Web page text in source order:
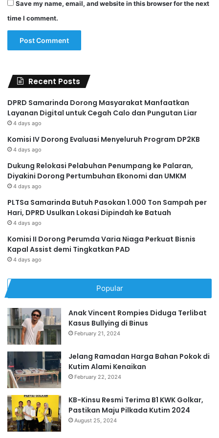
Save my name, email, and website in this browser for the next
time I comment.
Recent Posts
DPRD Samarinda Dorong Masyarakat Manfaatkan
Layanan Digital untuk Cegah Calo dan Pungutan Liar
4 days ago
Komisi IV Dorong Evaluasi Menyeluruh Program DP2KB
4 days ago
Dukung Relokasi Pelabuhan Penumpang ke Palaran,
Diyakini Dorong Pertumbuhan Ekonomi dan UMKM
4 days ago
PLTSa Samarinda Butuh Pasokan 1.000 Ton Sampah per
Hari, DPRD Usulkan Lokasi Dipindah ke Batuah
4 days ago
Komisi II Dorong Perumda Varia Niaga Perkuat Bisnis
Kapal Assist demi Tingkatkan PAD
4 days ago
Popular
Anak Vincent Rompies Diduga Terlibat
Kasus Bullying di Binus
February 21, 2024
Jelang Ramadan Harga Bahan Pokok di
Kutim Alami Kenaikan
February 22, 2024
KB-Kinsu Resmi Terima B1 KWK Golkar,
Pastikan Maju Pilkada Kutim 2024
August 25, 2024